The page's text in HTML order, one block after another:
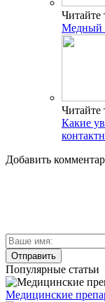
Читайте
Медный
Читайте
Какие
Добавить
Популярные статьи
Медицинские